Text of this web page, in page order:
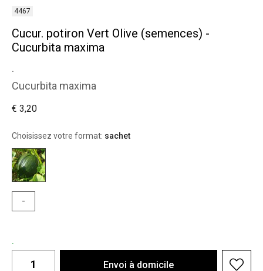
4467
Cucur. potiron Vert Olive (semences) -
Cucurbita maxima
.
Cucurbita maxima
€ 3,20
Choisissez votre format: sachet
-
.
Envoi à domicile